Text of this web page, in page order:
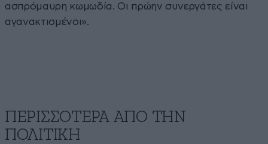
ασπρόμαυρη κωμωδία. Οι πρώην συνεργάτες είναι
αγανακτισμένοι».
ΠΕΡΙΣΣΟΤΕΡΑ ΑΠΟ ΤΗΝ
ΠΟΛΙΤΙΚΗ